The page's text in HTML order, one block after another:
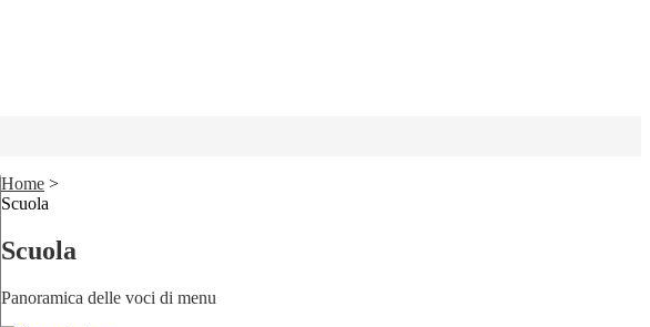
Home >
Scuola
Scuola
Panoramica delle voci di menu